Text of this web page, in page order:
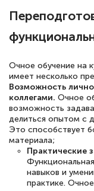
по тяжелой
подчеркуть,
двух…
Знаток
Очное обучение на
имеет несколько
Возможность
коллегами. Очное
возможность
делиться опытом с
Это способствует
материала;
Практические
навыков и
практике.